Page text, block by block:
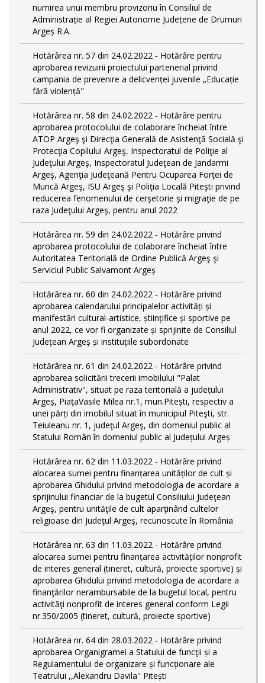
numirea unui membru provizoriu în Consiliul de
Administrație al Regiei Autonome Județene de Drumuri
Argeș R.A.
Hotărârea nr. 57 din 24.02.2022 - Hotărâre pentru
aprobarea revizuirii proiectului partenerial privind
campania de prevenire a delicvenței juvenile „Educație
fără violență"
Hotărârea nr. 58 din 24.02.2022 - Hotărâre pentru
aprobarea protocolului de colaborare încheiat între
ATOP Argeş şi Direcţia Generală de Asistenţă Socială şi
Protecţia Copilului Argeş, Inspectoratul de Poliţie al
Judeţului Argeş, Inspectoratul Judeţean de Jandarmi
Argeş, Agenţia Judeţeană Pentru Ocuparea Forţei de
Muncă Argeş, ISU Argeş şi Poliţia Locală Piteşti privind
reducerea fenomenului de cerşetorie şi migraţie de pe
raza Judeţului Argeş, pentru anul 2022
Hotărârea nr. 59 din 24.02.2022 - Hotărâre privind
aprobarea protocolului de colaborare încheiat între
Autoritatea Teritorială de Ordine Publică Argeş şi
Serviciul Public Salvamont Argeș
Hotărârea nr. 60 din 24.02.2022 - Hotărâre privind
aprobarea calendarului principalelor activități și
manifestări cultural-artistice, științifice și sportive pe
anul 2022, ce vor fi organizate și sprijinite de Consiliul
Județean Argeș și instituțiile subordonate
Hotărârea nr. 61 din 24.02.2022 - Hotărâre privind
aprobarea solicitării trecerii imobilului "Palat
Administrativ", situat pe raza teritorială a județului
Argeș, PiațaVasile Milea nr.1, mun.Pitești, respectiv a
unei părți din imobilul situat în municipiul Piteşti, str.
Teiuleanu nr. 1, judeţul Argeş, din domeniul public al
Statului Român în domeniul public al Județului Argeș
Hotărârea nr. 62 din 11.03.2022 - Hotărâre privind
alocarea sumei pentru finanțarea unităților de cult și
aprobarea Ghidului privind metodologia de acordare a
sprijinului financiar de la bugetul Consiliului Judeţean
Argeş, pentru unităţile de cult aparţinând cultelor
religioase din Judeţul Argeş, recunoscute în România
Hotărârea nr. 63 din 11.03.2022 - Hotărâre privind
alocarea sumei pentru finanțarea activităților nonprofit
de interes general (tineret, cultură, proiecte sportive) și
aprobarea Ghidului privind metodologia de acordare a
finanţărilor nerambursabile de la bugetul local, pentru
activităţi nonprofit de interes general conform Legii
nr.350/2005 (tineret, cultură, proiecte sportive)
Hotărârea nr. 64 din 28.03.2022 - Hotărâre privind
aprobarea Organigramei a Statului de funcţii și a
Regulamentului de organizare și funcționare ale
Teatrului ,,Alexandru Davila'' Pitești